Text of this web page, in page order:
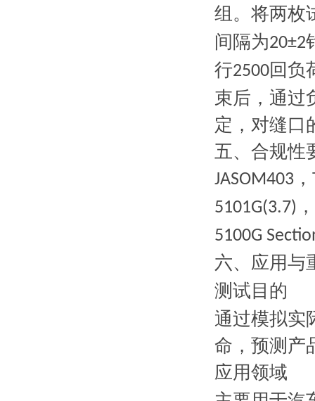
组。将两枚
间隔为20±2
行2500回负
束后，通过
定，对缝口
五、 合规性
JASOM403 ，
5101G(3.7) ，
5100G
六、 应用与
测试目的
通过模拟实
命，预测产
应用领域